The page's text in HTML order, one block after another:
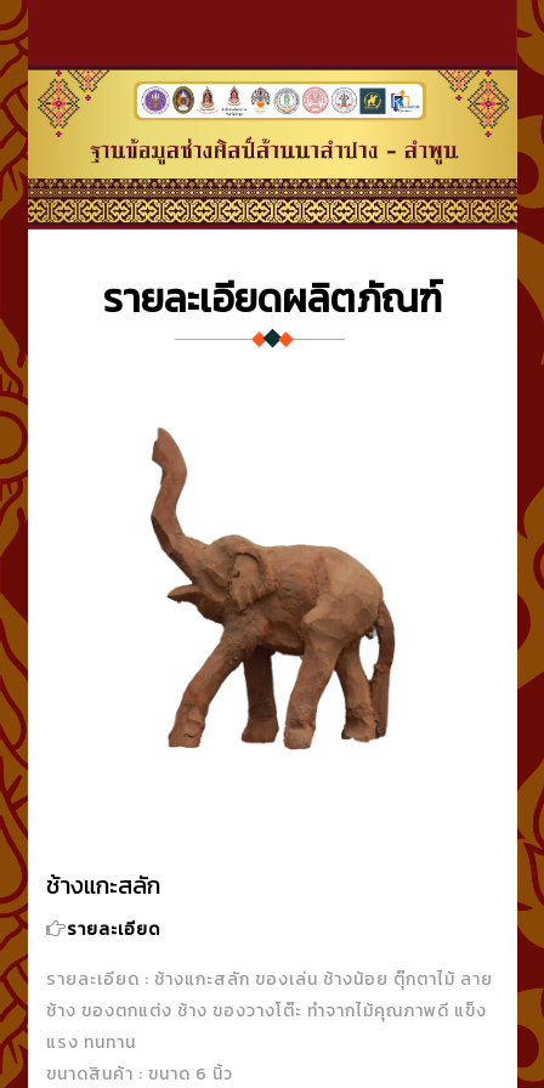
รายละเอียดผลิตภัณฑ์
ช้างแกะสลัก
รายละเอียด
รายละเอียด : ช้างแกะสลัก ของเล่น ช้างน้อย ตุ๊กตาไม้ ลาย
ช้าง ของตกแต่ง ช้าง ของวางโต๊ะ ทำจากไม้คุณภาพดี แข็ง
แรง ทนทาน
ขนาดสินค้า : ขนาด 6 นิ้ว